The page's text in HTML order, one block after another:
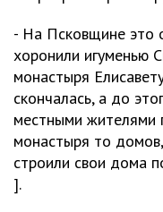
- На Псковщине это
хоронили игуменью
монастыря
скончалась, а до
местными жителями
монастыря то
строили свои дома
].